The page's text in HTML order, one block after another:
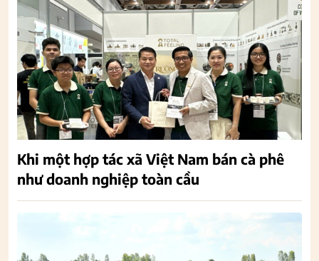
Khi một hợp tác xã Việt Nam bán cà phê
như doanh nghiệp toàn cầu